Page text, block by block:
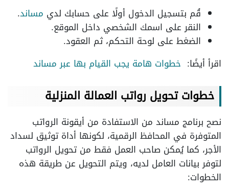
قُم بتسجيل الدخول أولًا على حسابك لدي مساند.
النقر على اسمك الشخصي داخل الموقع.
الضغط على لوحة التحكم، ثم العقود.
اقرأ أيضًا: خطوات هامة يجب القيام بها عبر مساند
خطوات تحويل رواتب العمالة المنزلية
نصح برنامج مساند من الاستفادة من أيقونة الرواتب
المتوفرة في المحافظ الرقمية، لكونها أداة توثيق لسداد
الأجر، كما يُمكن صاحب العمل فقط من تحويل الرواتب
لتوفر بيانات العامل لديه، ويتم التحويل عن طريقة هذه
الخطوات: